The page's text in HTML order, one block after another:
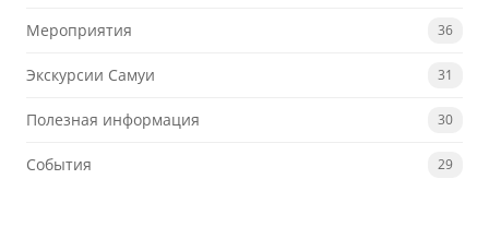
Мероприятия 36
Экскурсии Самуи 31
Полезная информация 30
События 29